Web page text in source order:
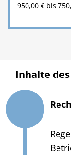
950,00 € bis
Inhalte